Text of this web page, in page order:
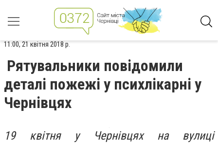
11:00, 21 квітня 2018 р.
Рятувальники повідомили
деталі пожежі у психлікарні у
Чернівцях
19 квітня у Чернівцях на вулиці